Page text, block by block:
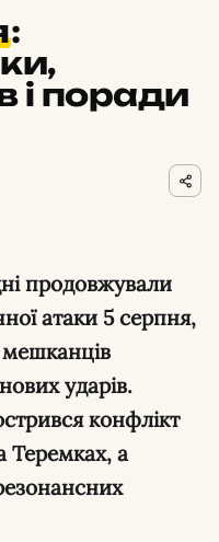
:
і поради
продовжували
атаки 5 серпня,
мешканців
ударів.
конфлікт
Теремках, а